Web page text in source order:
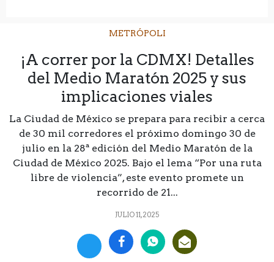
METRÓPOLI
¡A correr por la CDMX! Detalles
del Medio Maratón 2025 y sus
implicaciones viales
La Ciudad de México se prepara para recibir a cerca
de 30 mil corredores el próximo domingo 30 de
julio en la 28ª edición del Medio Maratón de la
Ciudad de México 2025. Bajo el lema “Por una ruta
libre de violencia”, este evento promete un
recorrido de 21...
JULIO 11, 2025